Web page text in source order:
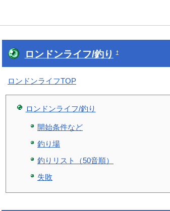
ロンドンライフ/釣り †
ロンドンライフTOP
ロンドンライフ/釣り
開始条件など
釣り場
釣りリスト（50音順）
失敗